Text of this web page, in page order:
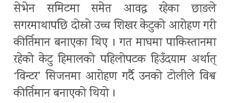
सेभेन समिटमा समेत आवद्ध रहेका छाङले
सगरमाथापछि दोस्रो उच्च शिखर केटुको आरोहण गरी
कीर्तिमान बनाएका थिए । गत माघमा पाकिस्तानमा
रहेको केटु हिमालको पहिलोपटक हिउँदयाम अर्थात्
‘विन्टर’ सिजनमा आरोहण गर्दै उनको टोलीले विश्व
कीर्तिमान बनाएको थियो ।